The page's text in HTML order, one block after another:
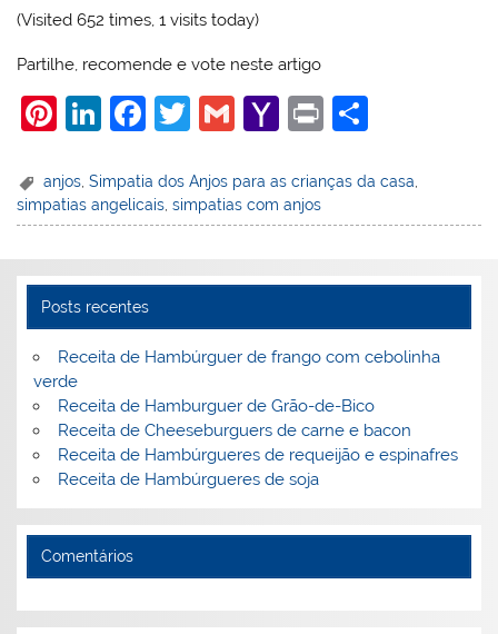
(Visited 652 times, 1 visits today)
Partilhe, recomende e vote neste artigo
Pi
er
e
st
Li
k
e
n
F
c
e
o
o
k
T
itt
er
G
ai
l
Y
h
o
M
ai
l
Pr
t
ar
e
anjos ,Simpatia dos Anjos para as crianças da casa
simpatias angelicais ,simpatias com anjos
Posts recentes
Receita de Hambúrguer de frango com cebolinha
verde
Receita de Hamburguer de Grão-de-Bico
Receita de Cheeseburguers de carne e bacon
Receita de Hambúrgueres de requeijão e espinafres
Receita de Hambúrgueres de soja
Comentários